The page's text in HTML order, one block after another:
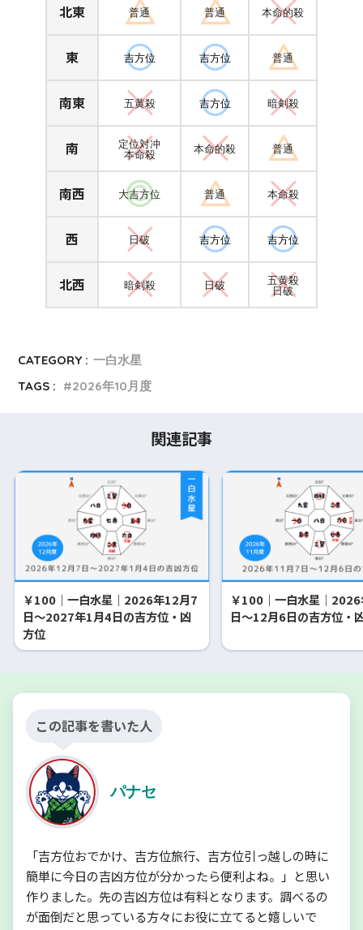
北東 普通 普通 本命的殺
東 吉方位 吉方位 普通
南東 五黄殺 吉方位 暗剣殺
南
定位対冲
本命殺
本命的殺 普通
南西 大吉方位 普通 本命殺
西 日破 吉方位 吉方位
北西 暗剣殺 日破
五黄殺
日破
CATEGORY : 一白水星
TAGS :
2026年10月度
関連記事
￥100｜一白水星｜2026年12月7
日～2027年1月4日の吉方位・凶
方位
￥100｜一白水星｜
日～12月6日の吉方位・
この記事を書いた人
パナセ
「吉方位おでかけ、吉方位旅行、吉方位引っ越しの時に
簡単に今日の吉凶方位が分かったら便利よね。」と思い
作りました。先の吉凶方位は有料となります。調べるの
が面倒だと思っている方々にお役に立てると嬉しいで